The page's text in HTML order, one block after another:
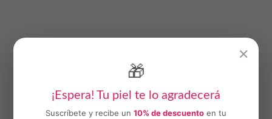
✕
🎁
¡Espera! Tu piel te lo agradecerá
Suscríbete y recibe un 10% de descuento en tu